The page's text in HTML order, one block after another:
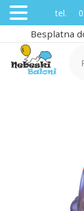
Besplatna
tel. 01